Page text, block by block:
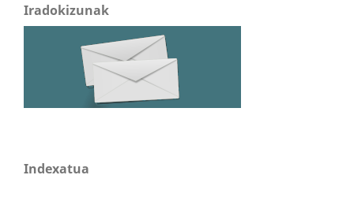
Iradokizunak
Indexatua